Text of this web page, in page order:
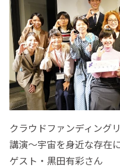
クラウドファンディング
講演～宇宙を身近な存在
ゲスト・黒田有彩さん